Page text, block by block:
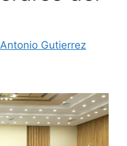
Antonio Gutierrez